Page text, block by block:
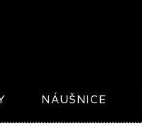
NÁUŠNICE